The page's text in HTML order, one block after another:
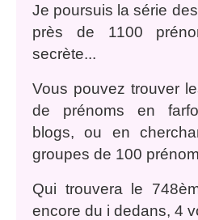
Je poursuis la série
près de 1100
secrète...
Vous pouvez trouver
de prénoms en
blogs, ou en
groupes de 100
Qui trouvera le
encore du i dedans, 4